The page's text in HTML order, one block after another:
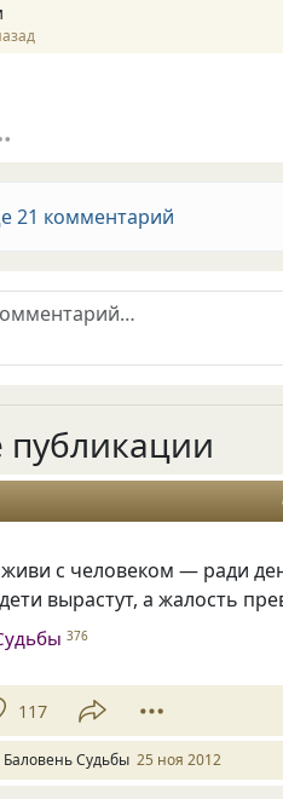
21 комментарий
с человеком — ради
вырастут, а жалость
376
117
Баловень Судьбы 25 ноя 2012